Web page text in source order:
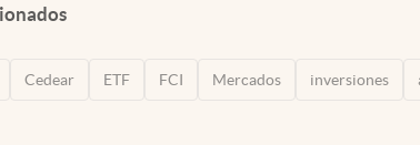
Cedear ETF FCI Mercados inversiones